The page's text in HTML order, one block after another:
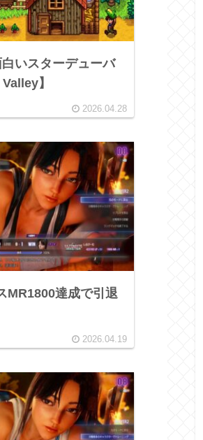
いスターデューバ
】
2026.04.28
達成で引退
2026.04.19